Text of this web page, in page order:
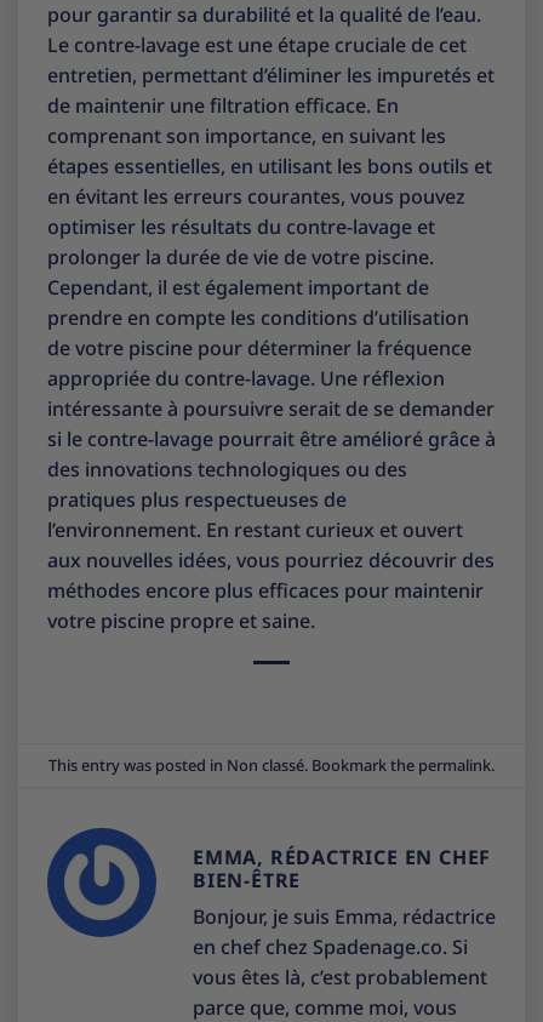
pour garantir sa durabilité et la qualité de l’eau.
Le contre-lavage est une étape cruciale de cet
entretien, permettant d’éliminer les impuretés et
de maintenir une filtration efficace. En
comprenant son importance, en suivant les
étapes essentielles, en utilisant les bons outils et
en évitant les erreurs courantes, vous pouvez
optimiser les résultats du contre-lavage et
prolonger la durée de vie de votre piscine.
Cependant, il est également important de
prendre en compte les conditions d’utilisation
de votre piscine pour déterminer la fréquence
appropriée du contre-lavage. Une réflexion
intéressante à poursuivre serait de se demander
si le contre-lavage pourrait être amélioré grâce à
des innovations technologiques ou des
pratiques plus respectueuses de
l’environnement. En restant curieux et ouvert
aux nouvelles idées, vous pourriez découvrir des
méthodes encore plus efficaces pour maintenir
votre piscine propre et saine.
This entry was posted in Non classé. Bookmark the permalink.
EMMA, RÉDACTRICE EN CHEF
BIEN-ÊTRE
Bonjour, je suis Emma, rédactrice
en chef chez Spadenage.co. Si
vous êtes là, c’est probablement
parce que, comme moi, vous